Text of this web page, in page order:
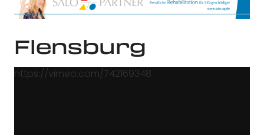
Flensburg
https://vimeo.com/742169348